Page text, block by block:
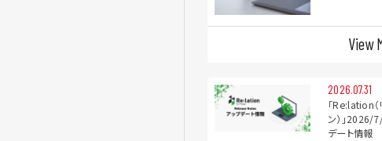
View
2026.07.31
「Re:lation（
ン）」2026/
デート情報